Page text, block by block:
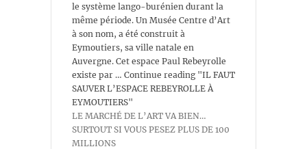
le système lango-burénien durant la
même période. Un Musée Centre d’Art
à son nom, a été construit à
Eymoutiers, sa ville natale en
Auvergne. Cet espace Paul Rebeyrolle
existe par … Continue reading "IL FAUT
SAUVER L’ESPACE REBEYROLLE À
EYMOUTIERS"
LE MARCHÉ DE L’ART VA BIEN…
SURTOUT SI VOUS PESEZ PLUS DE 100
MILLIONS